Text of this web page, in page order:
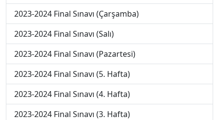
2023-2024 Final Sınavı (Çarşamba)
2023-2024 Final Sınavı (Salı)
2023-2024 Final Sınavı (Pazartesi)
2023-2024 Final Sınavı (5. Hafta)
2023-2024 Final Sınavı (4. Hafta)
2023-2024 Final Sınavı (3. Hafta)